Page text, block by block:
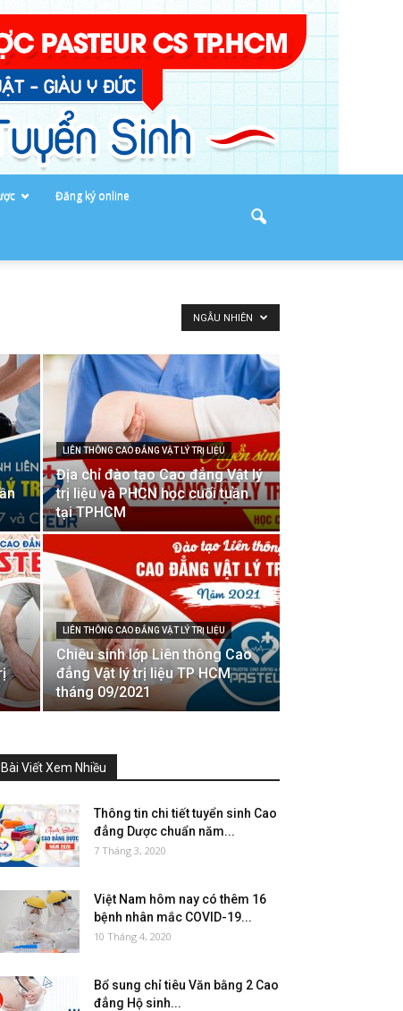
Đăng ký online
NGẪU NHIÊN
LIÊN THÔNG CAO ĐẲNG VẬT LÝ TRỊ LIỆU
Địa chỉ đào tạo Cao đẳng Vật lý
trị liệu và PHCN học cuối tuần
tại TPHCM
LIÊN THÔNG CAO ĐẲNG VẬT LÝ TRỊ LIỆU
Chiêu sinh lớp Liên thông Cao
đẳng Vật lý trị liệu TP HCM
tháng 09/2021
Bài Viết Xem Nhiều
Thông tin chi tiết tuyển sinh Cao
đẳng Dược chuẩn năm...
7 Tháng 3, 2020
Việt Nam hôm nay có thêm 16
bệnh nhân mắc COVID-19...
10 Tháng 4, 2020
Bổ sung chỉ tiêu Văn bằng 2 Cao
đẳng Hộ sinh...